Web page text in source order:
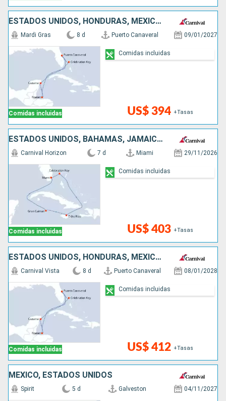
ESTADOS UNIDOS, HONDURAS, MÉXICO, BAHAMAS
Comidas incluidas
Mardi Gras 8 d Puerto Canaveral 09/01/2027
US$ 394 +Tasas
Comidas incluidas
ESTADOS UNIDOS, BAHAMAS, JAMAICA, ISLAS CAIMÁN
Comidas incluidas
Carnival Horizon 7 d Miami 29/11/2026
US$ 403 +Tasas
Comidas incluidas
ESTADOS UNIDOS, HONDURAS, MÉXICO, BAHAMAS
Comidas incluidas
Carnival Vista 8 d Puerto Canaveral 08/01/2028
US$ 412 +Tasas
Comidas incluidas
MÉXICO, ESTADOS UNIDOS
Spirit 5 d Galveston 04/11/2027